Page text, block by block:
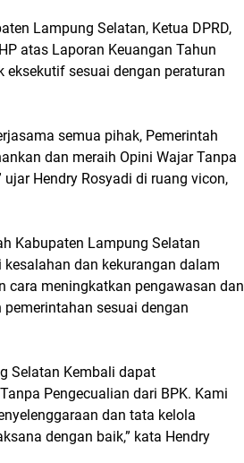
Lampung Selatan, Ketua DPRD,
atas Laporan Keuangan Tahun
sesuai dengan peraturan
semua pihak, Pemerintah
dan meraih Opini Wajar Tanpa
Hendry Rosyadi di ruang vicon,
Kabupaten Lampung Selatan
dan kekurangan dalam
cara meningkatkan pengawasan dan
sesuai dengan
Selatan Kembali dapat
Pengecualian dari BPK. Kami
dan tata kelola
dengan baik,” kata Hendry